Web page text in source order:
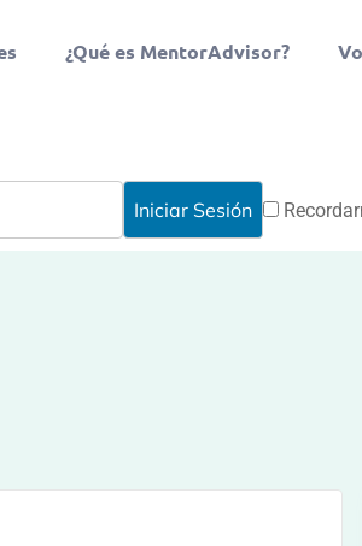
¿Qué es MentorAdvisor?